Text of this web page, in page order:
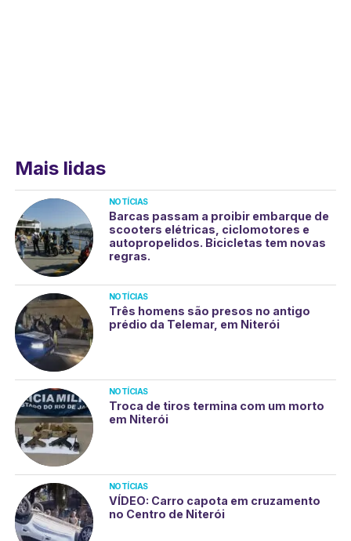
Mais lidas
NOTÍCIAS
Barcas passam a proibir embarque de
scooters elétricas, ciclomotores e
autopropelidos. Bicicletas tem novas
regras.
NOTÍCIAS
Três homens são presos no antigo
prédio da Telemar, em Niterói
NOTÍCIAS
Troca de tiros termina com um morto
em Niterói
NOTÍCIAS
VÍDEO: Carro capota em cruzamento
no Centro de Niterói